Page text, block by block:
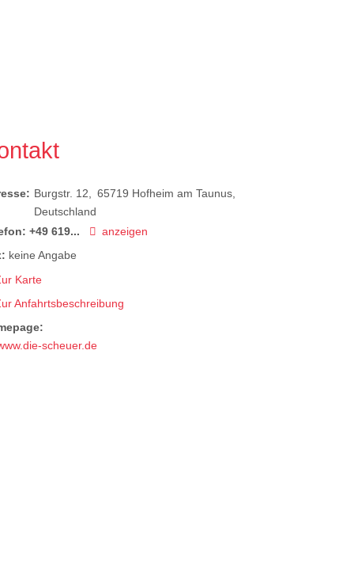
Burgstr. 12 65719 Hofheim am Taunus
Deutschland
+49 619...
anzeigen
keine Angabe
Karte
Anfahrtsbeschreibung
scheuer.de